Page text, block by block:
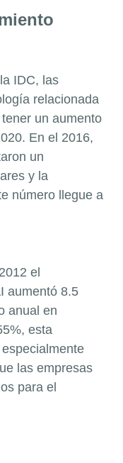
IDC, las
relacionada
un aumento
En el 2016,
un
y la
número llegue a
el
aumentó 8.5
anual en
esta
las empresas
para el